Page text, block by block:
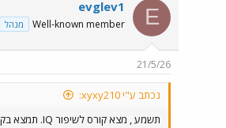
E
evglev1
Well-known member מנהל
21/5/26
נכתב ע"י xyxy210:
תשמע , מצא קורס לשיפור IQ. תמצא בקלות כי מצבך ------>0